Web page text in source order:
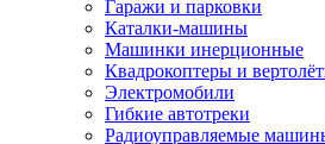
Гаражи и парковки
Каталки-машины
Машинки инерционные
Квадрокоптеры и
Электромобили
Гибкие автотреки
Радиоуправляемые